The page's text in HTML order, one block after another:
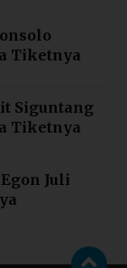
Tiketnya
Siguntang
Tiketnya
Juli